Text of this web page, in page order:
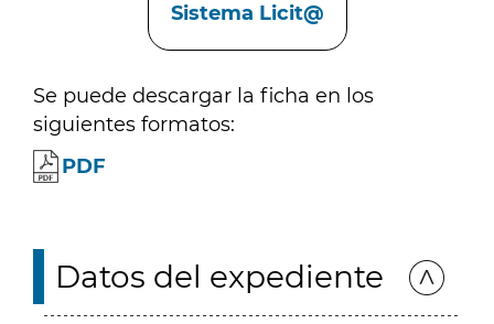
Sistema Licit@
Se puede descargar la ficha en los
siguientes formatos:
PDF
Datos del expediente